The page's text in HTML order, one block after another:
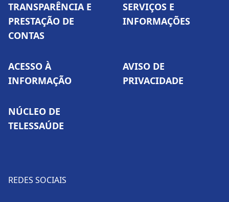
TRANSPARÊNCIA E
PRESTAÇÃO DE
CONTAS
SERVIÇOS E
INFORMAÇÕES
ACESSO À
INFORMAÇÃO
AVISO DE
PRIVACIDADE
NÚCLEO DE
TELESSAÚDE
REDES SOCIAIS